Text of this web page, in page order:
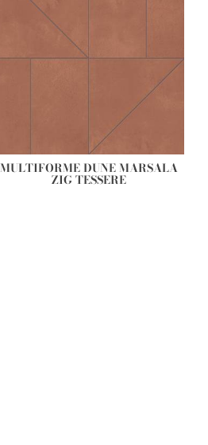
MULTIFORME DUNE MARSALA
ZIG TESSERE